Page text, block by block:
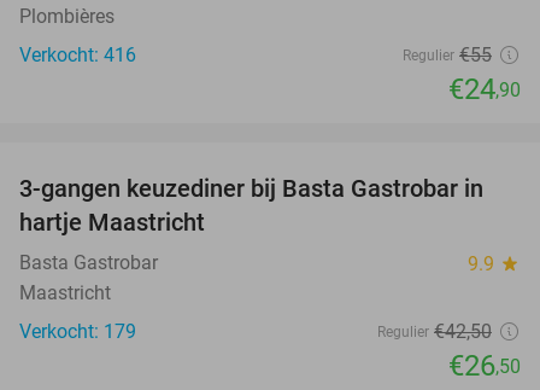
Plombières
Verkocht: 416
Regulier €55
€24,90
38%
3-gangen keuzediner bij Basta Gastrobar in
hartje Maastricht
Basta Gastrobar 9.9 star
Maastricht
Verkocht: 179
Regulier €42,50
€26,50